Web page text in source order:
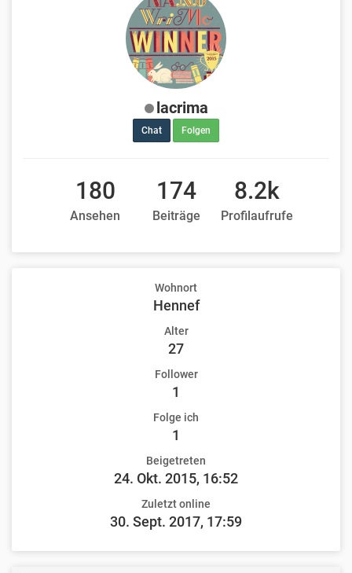
lacrima
Chat Folgen
180
Ansehen
174
Beiträge
8.2k
Profilaufrufe
Wohnort
Hennef
Alter
27
Follower
1
Folge ich
1
Beigetreten
24. Okt. 2015, 16:52
Zuletzt online
30. Sept. 2017, 17:59